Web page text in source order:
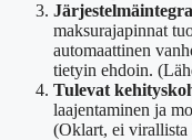
maksurajapinnat
automaattinen
tietyin ehdoin.
Tulevat
laajentaminen ja
(Oklart, ei virallista